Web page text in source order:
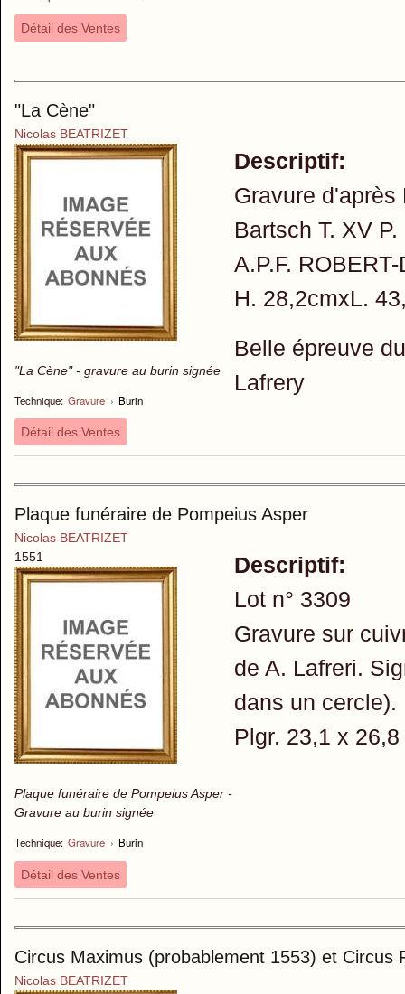
Détail des Ventes
"La Cène"
Nicolas BEATRIZET
"La Cène" - gravure au burin signée
Technique: Gravure › Burin
Descriptif:
Gravure d'après
Bartsch T. XV P.
A.P.F.
H. 28,2cmxL.
Belle épreuve
Lafrery
Détail des Ventes
Plaque funéraire de Pompeius Asper
Nicolas BEATRIZET
1551
Plaque funéraire de Pompeius Asper -
Gravure au burin signée
Technique: Gravure › Burin
Descriptif:
Lot n° 3309
Gravure sur
de A. Lafreri.
dans un cercle).
Plgr. 23,1 x
Détail des Ventes
Circus Maximus (probablement 1553) et Circus
Nicolas BEATRIZET